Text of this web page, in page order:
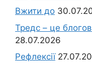
Вжити до
Тредс – це
28.07.2026
Рефлексії